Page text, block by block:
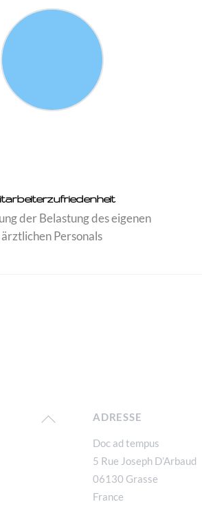
der Belastung des eigenen
ärztlichen Personals
Back
ADRESSE
Doc ad tempus
5 Rue Joseph D’Arbaud
06130 Grasse
France